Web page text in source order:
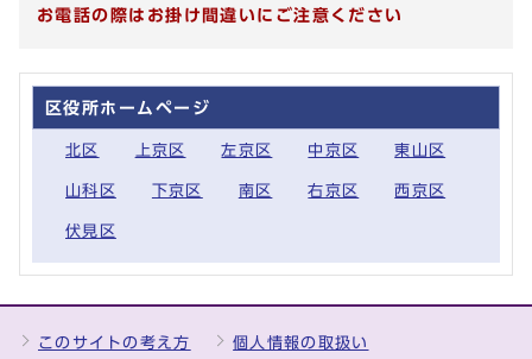
お電話の際はお掛け間違いにご注意ください
区役所ホームページ
北区 上京区 左京区 中京区 東山区
山科区 下京区 南区 右京区 西京区
伏見区
このサイトの考え方 個人情報の取扱い